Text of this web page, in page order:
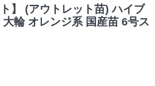
】 (アウトレット苗) ハイブ
輪 オレンジ系 国産苗 6号ス